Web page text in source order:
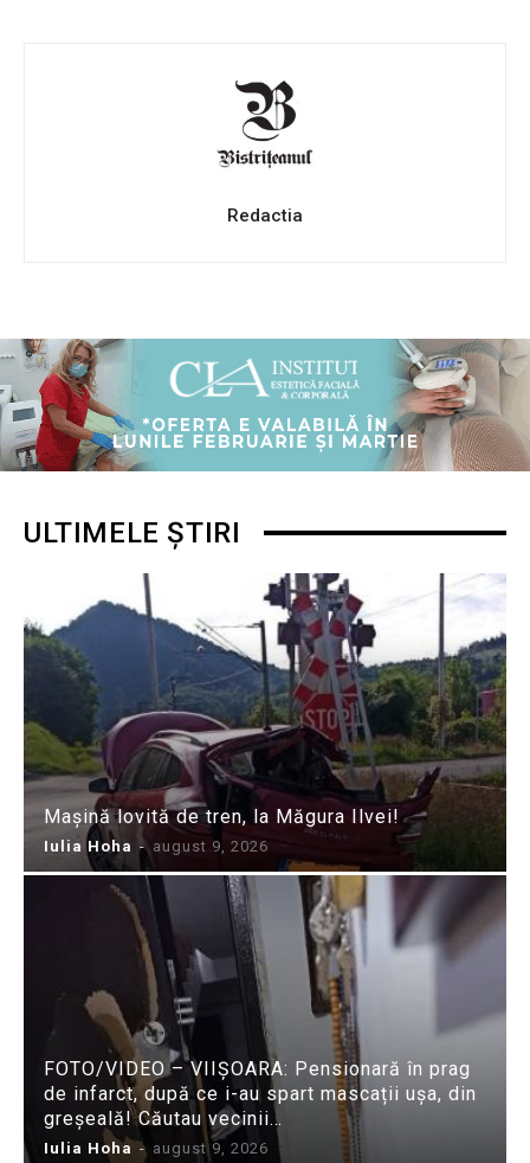
Redactia
ULTIMELE ȘTIRI
Mașină lovită de tren, la Măgura Ilvei!
Iulia Hoha - august 9, 2026
FOTO/VIDEO – VIIȘOARA: Pensionară în prag
de infarct, după ce i-au spart mascații ușa, din
greșeală! Căutau vecinii…
Iulia Hoha - august 9, 2026